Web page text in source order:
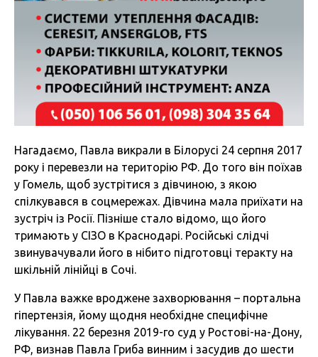
Нагадаємо, Павла викрали в Білорусі 24 серпня 2017
року і перевезли на територію РФ. До того він поїхав
у Гомель, щоб зустрітися з дівчиною, з якою
спілкувався в соцмережах. Дівчина мала приїхати на
зустріч із Росії. Пізніше стало відомо, що його
тримають у СІЗО в Краснодарі. Російські слідчі
звинувачували його в нібито підготовці теракту на
шкільній лінійці в Сочі.
У Павла важке вроджене захворювання – портальна
гіпертензія, йому щодня необхідне специфічне
лікування. 22 березня 2019-го суд у Ростові-на-Дону,
РФ, визнав Павла Гриба винним і засудив до шести